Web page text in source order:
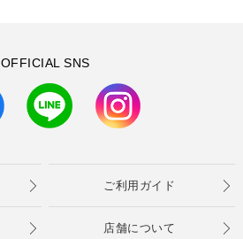
OFFICIAL SNS
ご利用ガイド
店舗について